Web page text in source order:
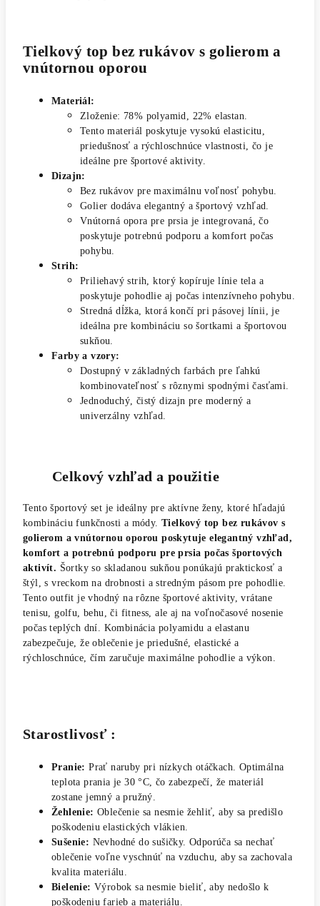
Tielkový top bez rukávov s golierom a
vnútornou oporou
Materiál:
Zloženie: 78% polyamid, 22% elastan.
Tento materiál poskytuje vysokú elasticitu,
priedušnosť a rýchloschnúce vlastnosti, čo je
ideálne pre športové aktivity.
Dizajn:
Bez rukávov pre maximálnu voľnosť pohybu.
Golier dodáva elegantný a športový vzhľad.
Vnútorná opora pre prsia je integrovaná, čo
poskytuje potrebnú podporu a komfort počas
pohybu.
Strih:
Priliehavý strih, ktorý kopíruje línie tela a
poskytuje pohodlie aj počas intenzívneho pohybu.
Stredná dĺžka, ktorá končí pri pásovej línii, je
ideálna pre kombináciu so šortkami a športovou
sukňou.
Farby a vzory:
Dostupný v základných farbách pre ľahkú
kombinovateľnosť s rôznymi spodnými časťami.
Jednoduchý, čistý dizajn pre moderný a
univerzálny vzhľad.
Celkový vzhľad a použitie
Tento športový set je ideálny pre aktívne ženy, ktoré hľadajú
kombináciu funkčnosti a módy. Tielkový top bez rukávov s
golierom a vnútornou oporou poskytuje elegantný vzhľad,
komfort a potrebnú podporu pre prsia počas športových
aktivít. Šortky so skladanou sukňou ponúkajú praktickosť a
štýl, s vreckom na drobnosti a stredným pásom pre pohodlie.
Tento outfit je vhodný na rôzne športové aktivity, vrátane
tenisu, golfu, behu, či fitness, ale aj na voľnočasové nosenie
počas teplých dní. Kombinácia polyamidu a elastanu
zabezpečuje, že oblečenie je priedušné, elastické a
rýchloschnúce, čím zaručuje maximálne pohodlie a výkon.
Starostlivosť :
Pranie: Prať naruby pri nízkych otáčkach. Optimálna
teplota prania je 30 °C, čo zabezpečí, že materiál
zostane jemný a pružný.
Žehlenie: Oblečenie sa nesmie žehliť, aby sa predišlo
poškodeniu elastických vlákien.
Sušenie: Nevhodné do sušičky. Odporúča sa nechať
oblečenie voľne vyschnúť na vzduchu, aby sa zachovala
kvalita materiálu.
Bielenie: Výrobok sa nesmie bieliť, aby nedošlo k
poškodeniu farieb a materiálu.